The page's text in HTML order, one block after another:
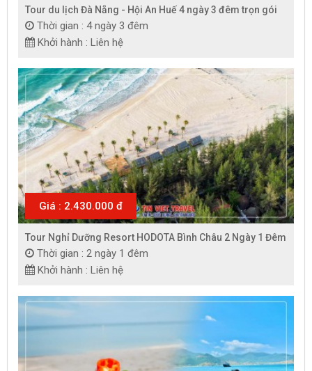
Tour du lịch Đà Nẵng - Hội An Huế 4 ngày 3 đêm trọn gói
Thời gian : 4 ngày 3 đêm
Khởi hành : Liên hệ
Giá : 2.430.000 đ
Tour Nghỉ Dưỡng Resort HODOTA Bình Châu 2 Ngày 1 Đêm
Thời gian : 2 ngày 1 đêm
Khởi hành : Liên hệ